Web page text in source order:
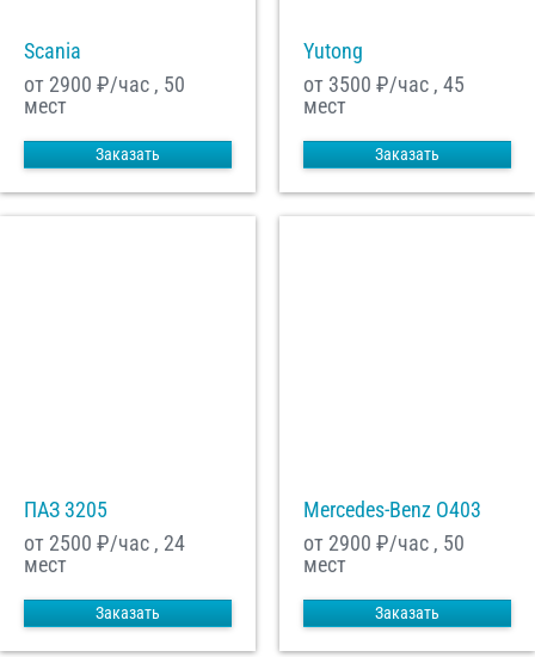
Scania
от 2900 ₽/час , 50
мест
Заказать
Yutong
от 3500 ₽/час , 45
мест
Заказать
ПАЗ 3205
от 2500 ₽/час , 24
мест
Заказать
Mercedes-Benz О403
от 2900 ₽/час , 50
мест
Заказать